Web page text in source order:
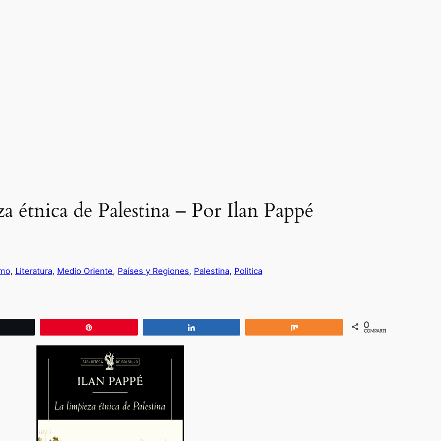
étnica de Palestina – Por Ilan Pappé
, Literatura, Medio Oriente, Países y Regiones, Palestina, Politica
0
COMPARTIR